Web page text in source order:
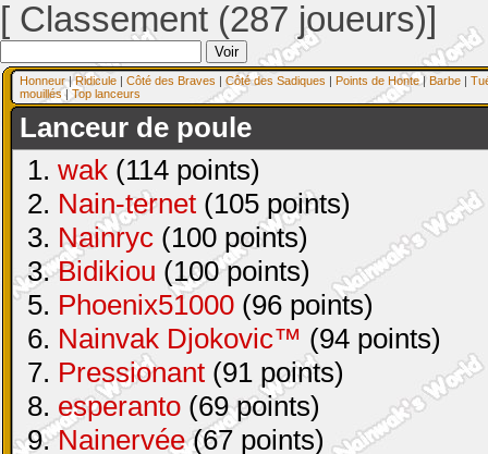
[ Classement (287 joueurs)]
Honneur|Ridicule | Côté des Braves | Côté des Sadiques | Points de Honte| Barbe |
mouillés| Top lanceurs
Lanceur de poule
1. wak (114 points)
2. Nain-ternet (105 points)
3. Nainryc (100 points)
3.Bidikiou (100 points)
5. Phoenix51000 (96 points)
6. Nainvak Djokovic™ (94 points)
7. Pressionant (91 points)
8. esperanto (69 points)
9.Nainervée(67 points)